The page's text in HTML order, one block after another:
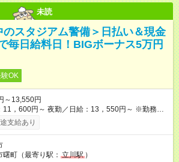
未読
のスタジアム警備＞日払い＆現金
毎日給料日！BIGボーナス5万円
OK
～13,550円
，600円～ 夜勤／日給：13，550円～ ※勤務数
の場合 日勤／日給：10，400円 夜勤／日給：12，
せください♪ ■各種資格手当あり ■残業手当あり ■
終わっても”全額”支給！ ・－・－・ ≪ 法定
支給あり
町（最寄り駅： 立川駅 ）